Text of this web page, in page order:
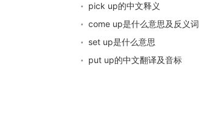
pick up的中文释义
come up是什么意思及反义词
set up是什么意思
put up的中文翻译及音标